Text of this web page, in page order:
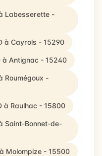
Labesserette -
à Cayrols - 15290
à Antignac - 15240
Roumégoux -
à Raulhac - 15800
Saint-Bonnet-de-
Molompize - 15500